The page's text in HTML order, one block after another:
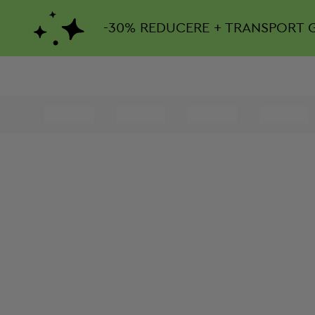
-30% REDUCERE + TRANSPORT